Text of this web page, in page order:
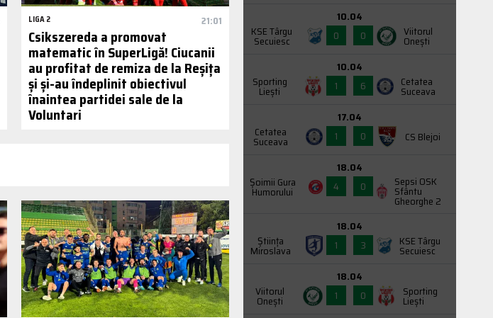
LIGA 2 21:01
Csikszereda a promovat
matematic în SuperLigă! Ciucanii
au profitat de remiza de la Reșița
și și-au îndeplinit obiectivul
înaintea partidei sale de la
Voluntari
KSE Târgu
Secuiesc
10.04
0
0 Viitorul
Onești
Sporting
Liești
10.04
1
6 Cetatea
Suceava
Cetatea
Suceava
17.04
1
0 CS Blejoi
Şoimii Gura
Humorului
18.04
4
0 Sepsi OSK
Sfântu
Gheorghe 2
Știința
Miroslava
18.04
1
3 KSE Târgu
Secuiesc
Viitorul
Onești
18.04
1
0 Sporting
Liești